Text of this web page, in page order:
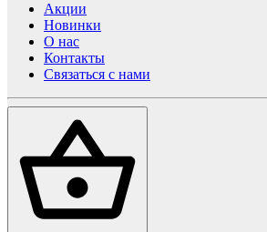
Акции
Новинки
О нас
Контакты
Связаться с нами